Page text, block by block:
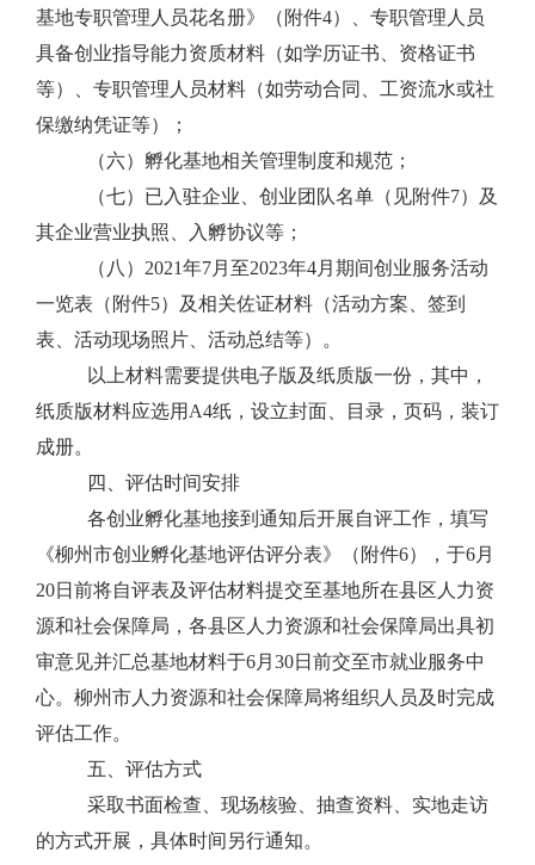
基地专职管理人员花名册》（附件4）、专职管理人员
具备创业指导能力资质材料（如学历证书、资格证书
等）
、专职管理人员材料（如劳动合同、工资流水或社
保缴纳凭证等）；
（六） 孵化基地相关管理制度和规范；
（七） 已入驻企业 、创业团队名单（见附件7）
及
其企业营业执照、入孵协议等 ；
（八） 2021年7月至2023年4月期间创业服务活动
一览表（附件5）及相关佐证材料（活动方案、签到
表、活动现场照片、活动总结等）。
以上材料需要提供电子版及纸质版一份，其中，
纸质版材料应选用 A4纸，设立封面、目录，页码，装订
成册。
四、评估时间安排
各创业孵化基地接到通知后开展自评工作， 填写
《柳州市创业孵化基地评估评分表》（附件6），于6月
20日前将自评表及评估材料提交至基地所在县区 人力资
源和社会保障局，各县区 人力资源和社会保障局出具初
审意见并汇总基地材料于6月 30日前交至市就业服务中
心。 柳州市人力资源和社会保障局将组织人员及时完成
评估工作。
五、评估方式
采取书面检查、现场核验 、抽查资料、实地走访
的方式开展， 具体时间另行通知。